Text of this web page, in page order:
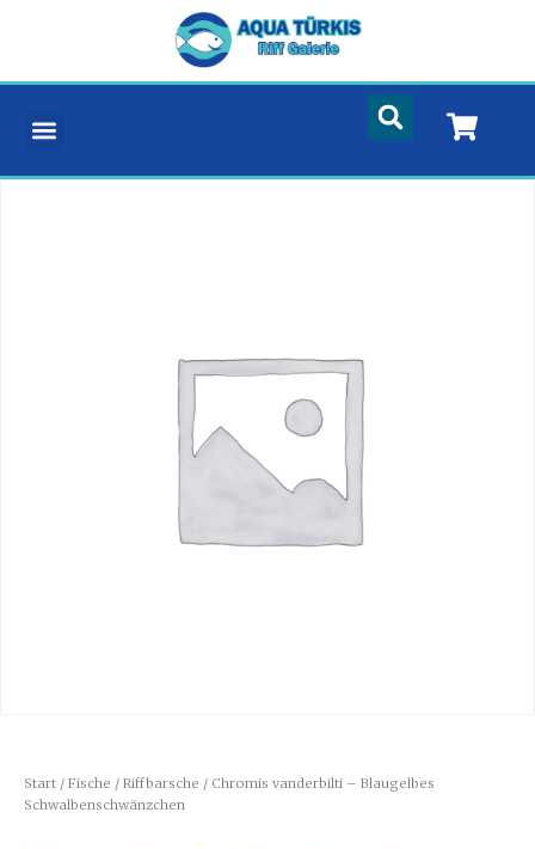
Start / Fische / Riffbarsche / Chromis vanderbilti – Blaugelbes
Schwalbenschwänzchen